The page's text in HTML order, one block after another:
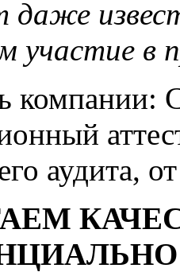
даже
участие в
аудита,